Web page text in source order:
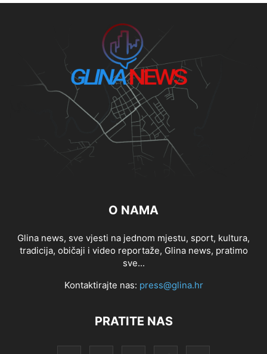
O NAMA
Glina news, sve vjesti na jednom mjestu, sport, kultura,
tradicija, običaji i video reportaže, Glina news, pratimo
sve...
Kontaktirajte nas: press@glina.hr
PRATITE NAS